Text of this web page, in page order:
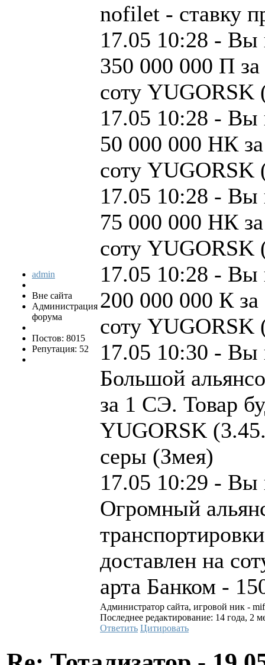
admin
Вне сайта
Администрация
форума
Постов: 8015
Репутация: 52
nofilet - ставку
17.05 10:28 - Вы
350 000 000 П
соту YUGORSK
17.05 10:28 - Вы
50 000 000 НК
соту YUGORSK
17.05 10:28 - Вы
75 000 000 НК
соту YUGORSK
17.05 10:28 - Вы
200 000 000 К
соту YUGORSK
17.05 10:30 - Вы
Большой
за 1 СЭ. Товар
YUGORSK
серы (Змея)
17.05 10:29 - Вы
Огромный
доставлен на
арта Банком -
Администратор сайта, игровой ник -
Последнее редактирование: 14 года, 2
Ответить Цитировать